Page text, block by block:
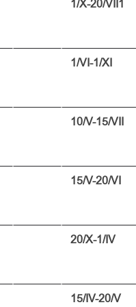
1/X-20/VII1
1/VI-1/XI
10/V-15/VII
15/V-20/VI
20/X-1/IV
15/IV-20/V